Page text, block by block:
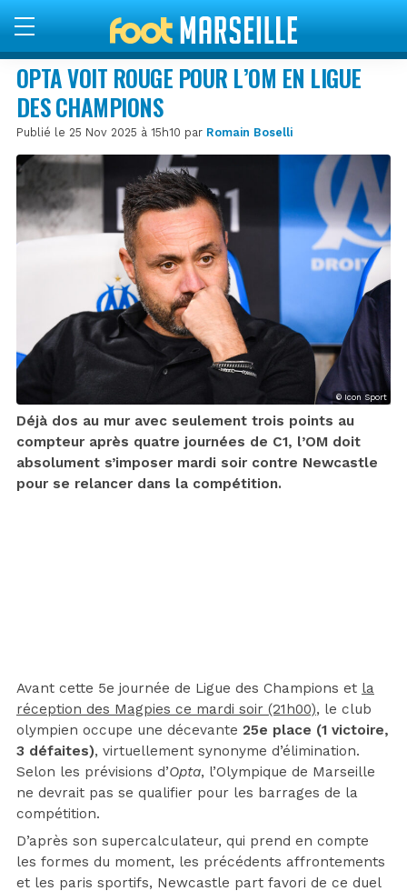
OPTA VOIT ROUGE POUR L’OM EN LIGUE
DES CHAMPIONS
Publié le 25 Nov 2025 à 15h10 par Romain Boselli
© Icon Sport
Déjà dos au mur avec seulement trois points au
compteur après quatre journées de C1, l’OM doit
absolument s’imposer mardi soir contre Newcastle
pour se relancer dans la compétition.
Avant cette 5e journée de Ligue des Champions et la
réception des Magpies ce mardi soir (21h00), le club
olympien occupe une décevante 25e place (1 victoire,
3 défaites), virtuellement synonyme d’élimination.
Selon les prévisions d’Opta, l’Olympique de Marseille
ne devrait pas se qualifier pour les barrages de la
compétition.
D’après son supercalculateur, qui prend en compte
les formes du moment, les précédents affrontements
et les paris sportifs, Newcastle part favori de ce duel